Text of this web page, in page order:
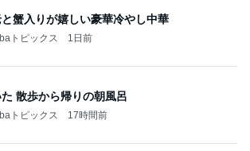
蟹入りが嬉しい豪華冷やし中華
トピックス 1日前
散歩から帰りの朝風呂
トピックス 17時間前